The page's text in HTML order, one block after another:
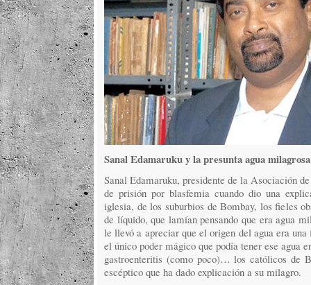
Sanal Edamaruku y la presunta agua
Sanal Edamaruku, presidente de la Asociación
de prisión por blasfemia cuando dio una
iglesia, de los suburbios de Bombay, los fieles
de líquido, que lamían pensando que era agua
le llevó a apreciar que el origen del agua era
el único poder mágico que podía tener ese agua
gastroenteritis (como poco)… los católicos de
escéptico que ha dado explicación a su milagro.